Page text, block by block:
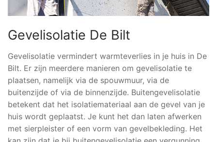
Gevelisolatie De Bilt
Gevelisolatie vermindert warmteverlies in je huis in De
Bilt. Er zijn meerdere manieren om gevelisolatie te
plaatsen, namelijk via de spouwmuur, via de
buitenzijde of via de binnenzijde. Buitengevelisolatie
betekent dat het isolatiemateriaal aan de gevel van je
huis wordt geplaatst. Je kunt het dan laten afwerken
met sierpleister of een vorm van gevelbekleding. Het